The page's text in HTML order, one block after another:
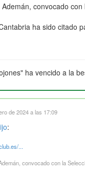
convocado
ha sido citado
ha vencido a la
de 2024 a las 17:09
:
...
convocado con la